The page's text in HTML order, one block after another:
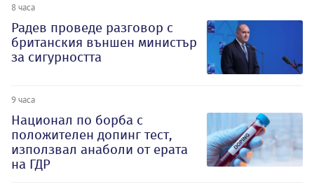
8 часа
Радев проведе разговор с
британския външен министър
за сигурността
9 часа
Национал по борба с
положителен допинг тест,
използвал анаболи от ерата
на ГДР